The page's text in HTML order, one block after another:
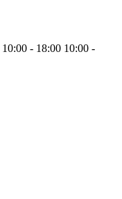
10:00 - 18:00 10:00 -